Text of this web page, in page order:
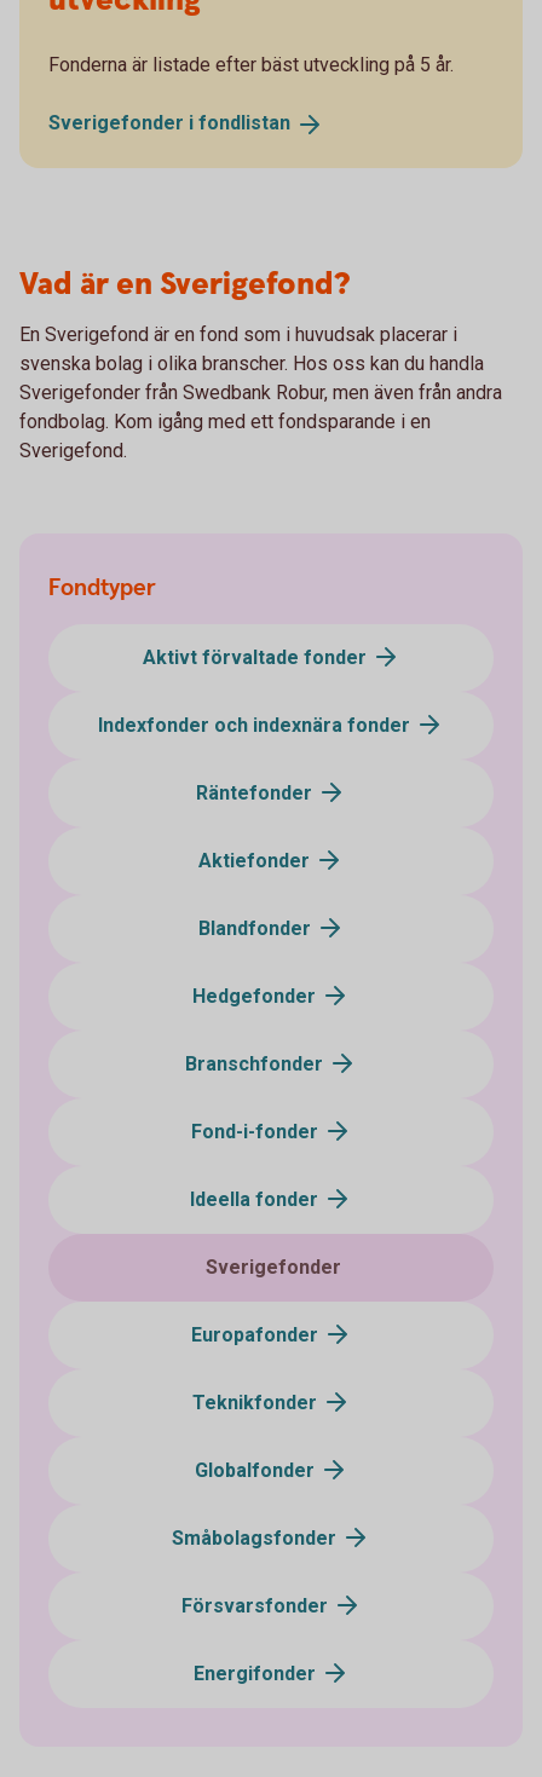
Fonderna är listade efter bäst utveckling på 5 år.
Sverigefonder i fondlistan
Vad är en Sverigefond?
En Sverigefond är en fond som i huvudsak placerar i
svenska bolag i olika branscher. Hos oss kan du handla
Sverigefonder från Swedbank Robur, men även från andra
fondbolag. Kom igång med ett fondsparande i en
Sverigefond.
Fondtyper
Aktivt förvaltade fonder
Indexfonder och indexnära fonder
Räntefonder
Aktiefonder
Blandfonder
Hedgefonder
Branschfonder
Fond-i-fonder
Ideella fonder
Sverigefonder
Europafonder
Teknikfonder
Globalfonder
Småbolagsfonder
Försvarsfonder
Energifonder